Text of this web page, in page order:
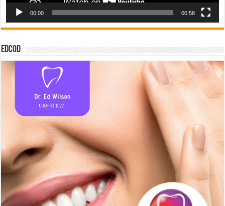
00:00 00:58
EDCOD